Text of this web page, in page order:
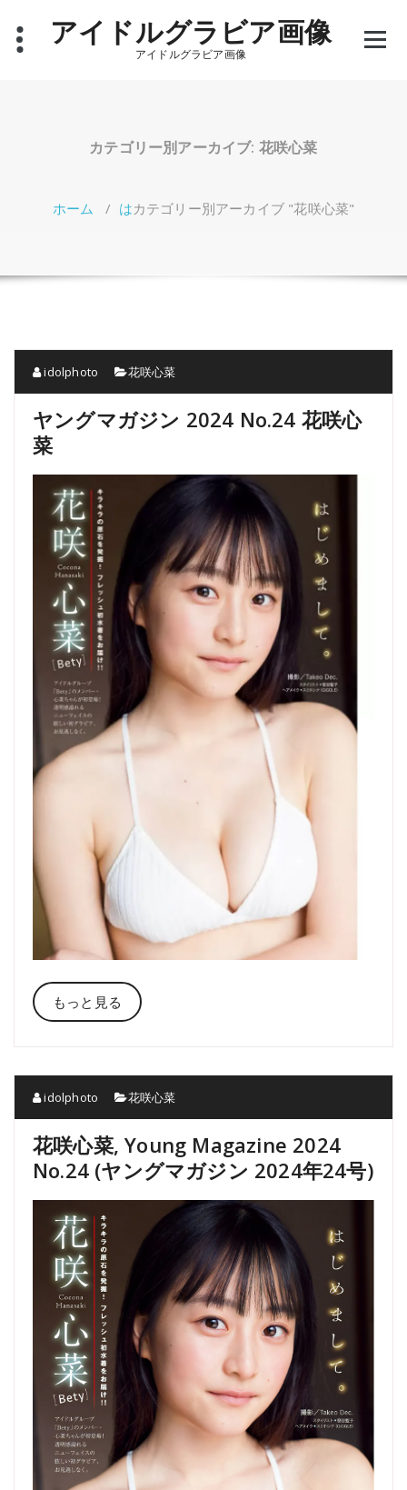
アイドルグラビア画像
アイドルグラビア画像
カテゴリー別アーカイブ: 花咲心菜
ホーム / はカテゴリー別アーカイブ "花咲心菜"
idolphoto 花咲心菜
ヤングマガジン 2024 No.24 花咲心
菜
もっと見る
idolphoto 花咲心菜
花咲心菜, Young Magazine 2024
No.24 (ヤングマガジン 2024年24号)